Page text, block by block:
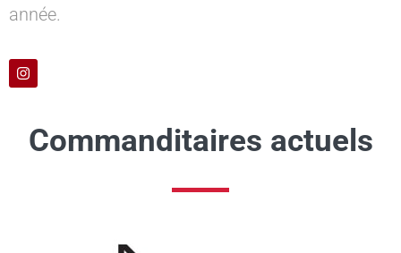
année.
Commanditaires actuels